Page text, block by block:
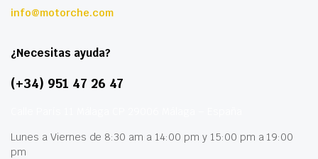
info@motorche.com
¿Necesitas ayuda?
(+34) 951 47 26 47
Lunes a Viernes de 8:30 am a 14:00 pm y 15:00 pm a 19:00
pm